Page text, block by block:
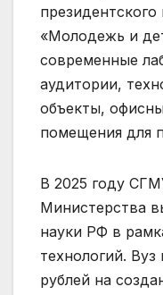
«Молодежь и
современные
аудитории,
объекты,
помещения для
В 2025 году
Министерства
науки РФ в
технологий.
рублей на